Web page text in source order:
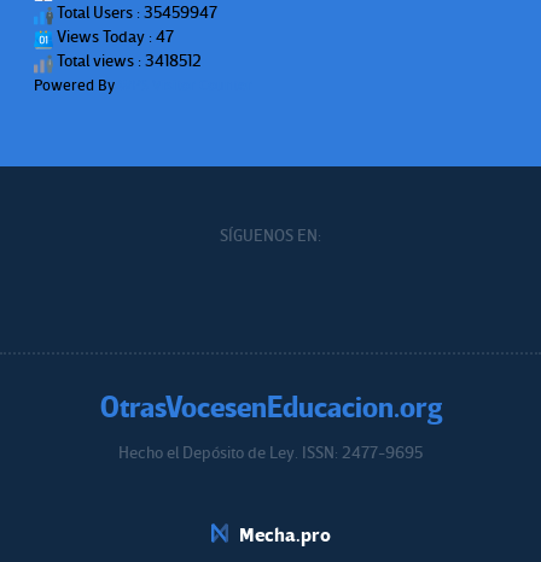
Total Users : 35459947
Views Today : 47
Total views : 3418512
Powered By
SÍGUENOS EN:
OtrasVocesenEducacion.org
Hecho el Depósito de Ley. ISSN: 2477-9695
Mecha.pro